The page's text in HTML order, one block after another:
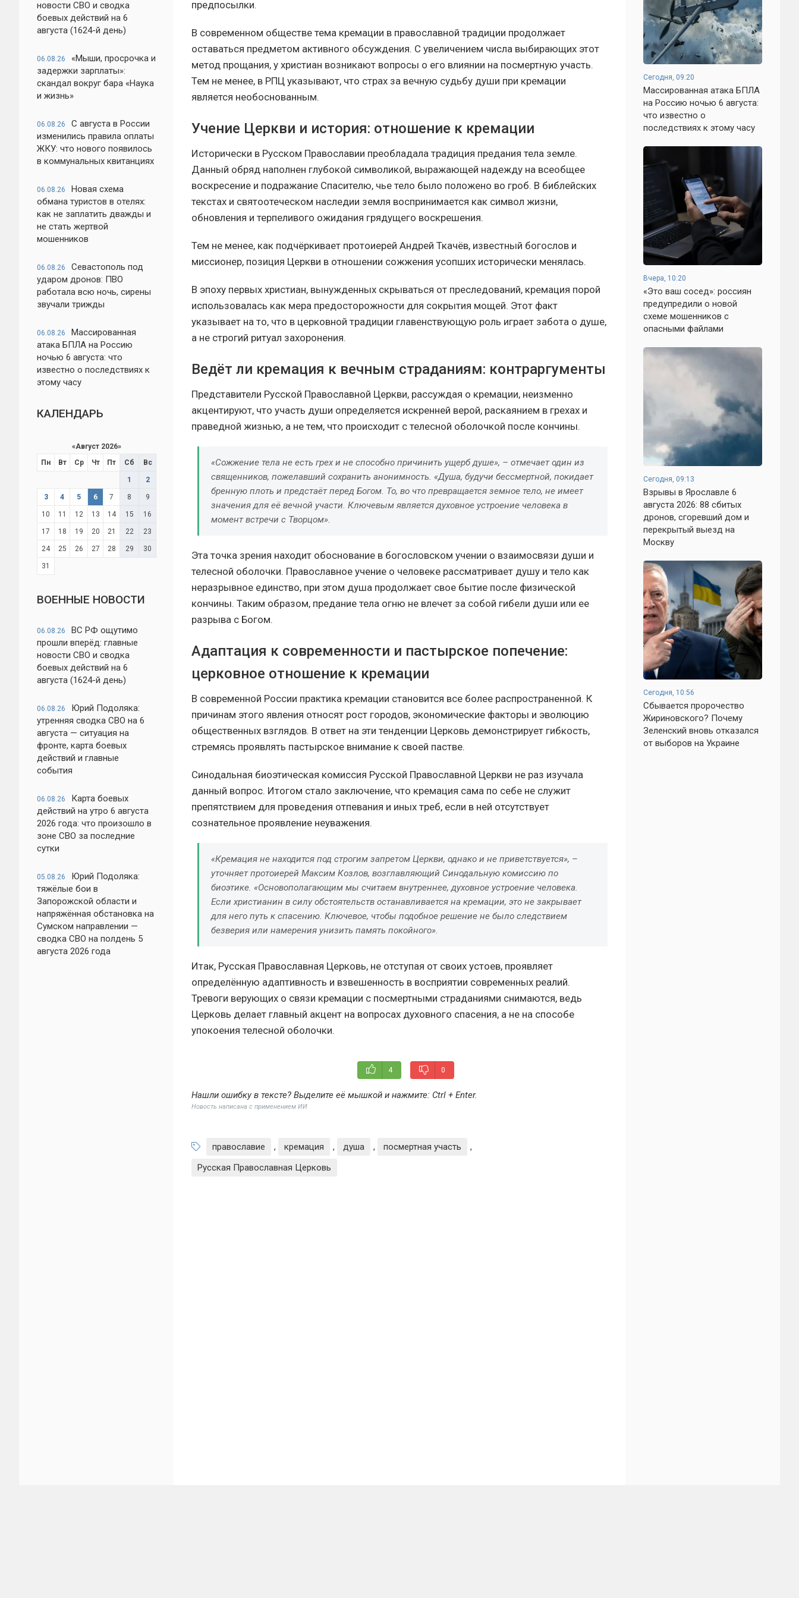
новости СВО и сводка
боевых действий на 6
августа (1624-й день)
06.08.26
«Мыши, просрочка и
задержки зарплаты»:
скандал вокруг бара «Наука
и жизнь»
06.08.26
С августа в России
изменились правила оплаты
ЖКУ: что нового появилось
в коммунальных квитанциях
06.08.26
Новая схема
обмана туристов в отелях:
как не заплатить дважды и
не стать жертвой
мошенников
06.08.26
Севастополь под
ударом дронов: ПВО
работала всю ночь, сирены
звучали трижды
06.08.26
Массированная
атака БПЛА на Россию
ночью 6 августа: что
известно о последствиях к
этому часу
КАЛЕНДАРЬ
«Август 2026»
Пн
Вт Ср Чт Пт Сб Вс
1 2
3 4 5 6 7 8 9
10 11 12 13 14 15 16
17 18 19 20 21 22 23
24 25 26 27 28 29 30
31
ВОЕННЫЕ НОВОСТИ
06.08.26
ВС РФ ощутимо
прошли вперёд: главные
новости СВО и сводка
боевых действий на 6
августа (1624-й день)
06.08.26
Юрий Подоляка:
утренняя сводка СВО на 6
августа — ситуация на
фронте, карта боевых
действий и главные
события
06.08.26
Карта боевых
действий на утро 6 августа
2026 года: что произошло в
зоне СВО за последние
сутки
05.08.26
Юрий Подоляка:
тяжёлые бои в
Запорожской области и
напряжённая обстановка на
Сумском направлении —
сводка СВО на полдень 5
августа 2026 года
предпосылки.
В современном обществе тема кремации в православной традиции продолжает
оставаться предметом активного обсуждения. С увеличением числа выбирающих этот
метод прощания, у христиан возникают вопросы о его влиянии на посмертную участь.
Тем не менее, в РПЦ указывают, что страх за вечную судьбу души при кремации
является необоснованным.
Учение Церкви и история: отношение к кремации
Исторически в Русском Православии преобладала традиция предания тела земле.
Данный обряд наполнен глубокой символикой, выражающей надежду на всеобщее
воскресение и подражание Спасителю, чье тело было положено во гроб. В библейских
текстах и святоотеческом наследии земля воспринимается как символ жизни,
обновления и терпеливого ожидания грядущего воскрешения.
Тем не менее, как подчёркивает протоиерей Андрей Ткачёв, известный богослов и
миссионер, позиция Церкви в отношении сожжения усопших исторически менялась.
В эпоху первых христиан, вынужденных скрываться от преследований, кремация порой
использовалась как мера предосторожности для сокрытия мощей. Этот факт
указывает на то, что в церковной традиции главенствующую роль играет забота о душе,
а не строгий ритуал захоронения.
Ведёт ли кремация к вечным страданиям: контраргументы
Представители Русской Православной Церкви, рассуждая о кремации, неизменно
акцентируют, что участь души определяется искренней верой, раскаянием в грехах и
праведной жизнью, а не тем, что происходит с телесной оболочкой после кончины.
«Сожжение тела не есть грех и не способно причинить ущерб душе», – отмечает один из
священников, пожелавший сохранить анонимность. «Душа, будучи бессмертной, покидает
бренную плоть и предстаёт перед Богом. То, во что превращается земное тело, не имеет
значения для её вечной участи. Ключевым является духовное устроение человека в
момент встречи с Творцом».
Эта точка зрения находит обоснование в богословском учении о взаимосвязи души и
телесной оболочки. Православное учение о человеке рассматривает душу и тело как
неразрывное единство, при этом душа продолжает свое бытие после физической
кончины. Таким образом, предание тела огню не влечет за собой гибели души или ее
разрыва с Богом.
Адаптация к современности и пастырское попечение:
церковное отношение к кремации
В современной России практика кремации становится все более распространенной. К
причинам этого явления относят рост городов, экономические факторы и эволюцию
общественных взглядов. В ответ на эти тенденции Церковь демонстрирует гибкость,
стремясь проявлять пастырское внимание к своей пастве.
Синодальная биоэтическая комиссия Русской Православной Церкви не раз изучала
данный вопрос. Итогом стало заключение, что кремация сама по себе не служит
препятствием для проведения отпевания и иных треб, если в ней отсутствует
сознательное проявление неуважения.
«Кремация не находится под строгим запретом Церкви, однако и не приветствуется», –
уточняет протоиерей Максим Козлов, возглавляющий Синодальную комиссию по
биоэтике. «Основополагающим мы считаем внутреннее, духовное устроение человека.
Если христианин в силу обстоятельств останавливается на кремации, это не закрывает
для него путь к спасению. Ключевое, чтобы подобное решение не было следствием
безверия или намерения унизить память покойного».
Итак, Русская Православная Церковь, не отступая от своих устоев, проявляет
определённую адаптивность и взвешенность в восприятии современных реалий.
Тревоги верующих о связи кремации с посмертными страданиями снимаются, ведь
Церковь делает главный акцент на вопросах духовного спасения, а не на способе
упокоения телесной оболочки.
4 0
Нашли ошибку в тексте? Выделите её мышкой и нажмите: Ctrl + Enter.
Новость написана с применением ИИ
православие , кремация , душа , посмертная участь
,
Русская Православная Церковь
Сегодня, 09:20
Массированная атака БПЛА
на Россию ночью 6 августа:
что известно о
последствиях к этому часу
Вчера, 10:20
«Это ваш сосед»: россиян
предупредили о новой
схеме мошенников с
опасными файлами
Сегодня, 09:13
Взрывы в Ярославле 6
августа 2026: 88 сбитых
дронов, сгоревший дом и
перекрытый выезд на
Москву
Сегодня, 10:56
Сбывается пророчество
Жириновского? Почему
Зеленский вновь отказался
от выборов на Украине